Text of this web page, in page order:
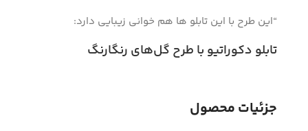
“این طرح با این تابلو ها هم خوانی زیبایی دارد:
تابلو دکوراتیو با طرح گل‌های رنگارنگ
جزئیات محصول